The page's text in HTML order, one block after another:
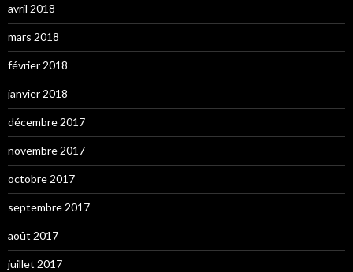
avril 2018
mars 2018
février 2018
janvier 2018
décembre 2017
novembre 2017
octobre 2017
septembre 2017
août 2017
juillet 2017